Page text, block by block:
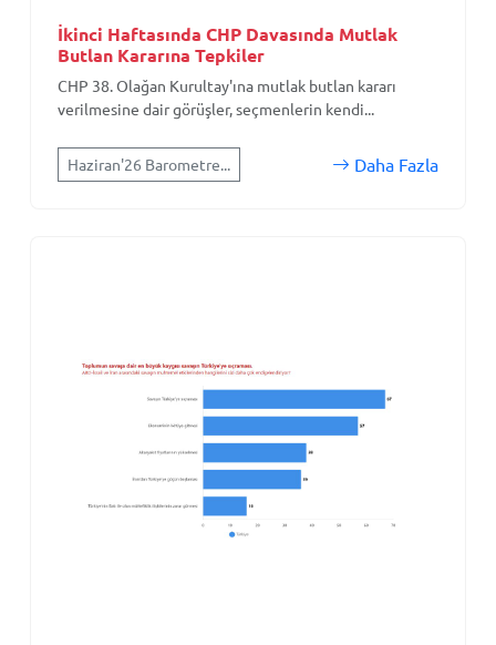
İkinci Haftasında CHP Davasında Mutlak
Butlan Kararına Tepkiler
CHP 38. Olağan Kurultay'ına mutlak butlan kararı
verilmesine dair görüşler, seçmenlerin kendi...
Haziran'26 Barometre... Daha Fazla